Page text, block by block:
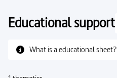
Educational support
What is a educational sheet?